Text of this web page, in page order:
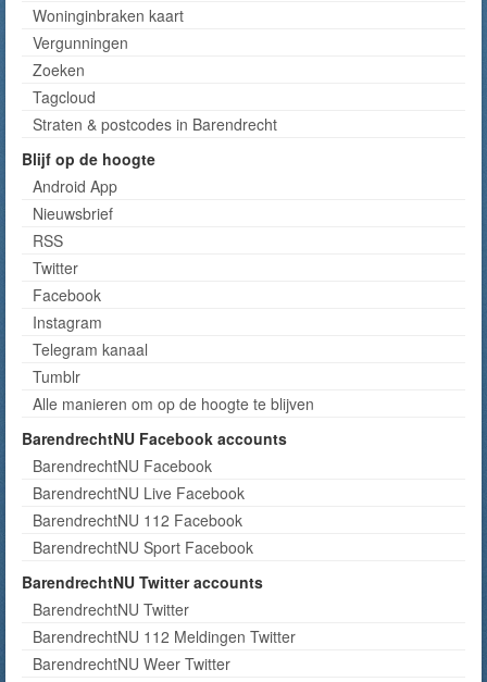
Woninginbraken kaart
Vergunningen
Zoeken
Tagcloud
Straten & postcodes in Barendrecht
Blijf op de hoogte
Android App
Nieuwsbrief
RSS
Twitter
Facebook
Instagram
Telegram kanaal
Tumblr
Alle manieren om op de hoogte te blijven
BarendrechtNU Facebook accounts
BarendrechtNU Facebook
BarendrechtNU Live Facebook
BarendrechtNU 112 Facebook
BarendrechtNU Sport Facebook
BarendrechtNU Twitter accounts
BarendrechtNU Twitter
BarendrechtNU 112 Meldingen Twitter
BarendrechtNU Weer Twitter